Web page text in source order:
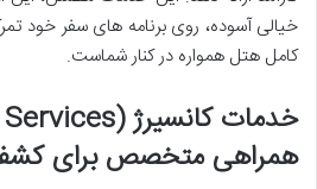
خیالی آسوده، روی برنامه های سفر خود
کامل هتل همواره در کنار شماست.
همراهی متخصص برای کشف